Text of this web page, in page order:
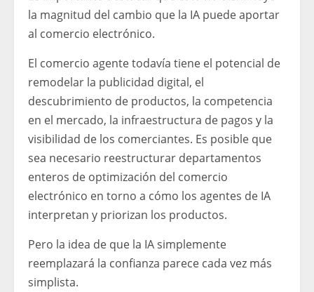
la magnitud del cambio que la IA puede aportar
al comercio electrónico.
El comercio agente todavía tiene el potencial de
remodelar la publicidad digital, el
descubrimiento de productos, la competencia
en el mercado, la infraestructura de pagos y la
visibilidad de los comerciantes. Es posible que
sea necesario reestructurar departamentos
enteros de optimización del comercio
electrónico en torno a cómo los agentes de IA
interpretan y priorizan los productos.
Pero la idea de que la IA simplemente
reemplazará la confianza parece cada vez más
simplista.